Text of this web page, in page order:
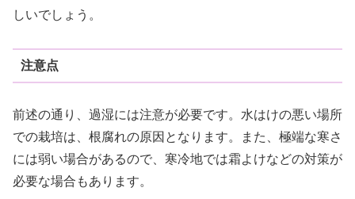
しいでしょう。
注意点
前述の通り、過湿には注意が必要です。水はけの悪い場所
での栽培は、根腐れの原因となります。また、極端な寒さ
には弱い場合があるので、寒冷地では霜よけなどの対策が
必要な場合もあります。